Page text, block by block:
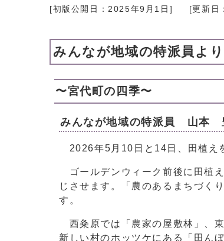
[初版公開日：2025年9月1日 ] [更新日
みんなが地域の特派員よ
〜宮代町の四季〜
みんなが地域の特派員 山本
2026年5月10日と14日、田植え
ゴールデンウィーク前後に田植
じさせます。「農のあるまちづく
す。
西粂原では「農家の屋敷林」、
新しい村のホッツケにある「田ん